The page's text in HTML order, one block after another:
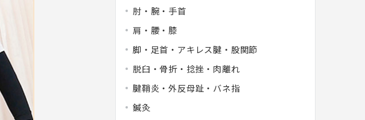
肘・腕・手首
肩・腰・膝
脚・足首・アキレス腱・股関節
脱臼・骨折・捻挫・肉離れ
腱鞘炎・外反母趾・バネ指
鍼灸